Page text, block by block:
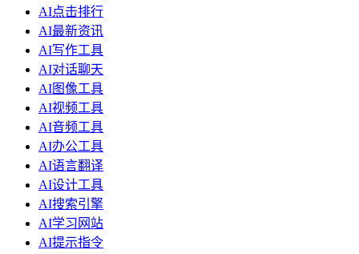
AI点击排行
AI最新资讯
AI写作工具
AI对话聊天
AI图像工具
AI视频工具
AI音频工具
AI办公工具
AI语言翻译
AI设计工具
AI搜索引擎
AI学习网站
AI提示指令